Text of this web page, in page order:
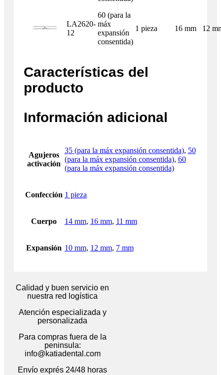
LA2620-
12
60 (para la
máx
expansión
consentida)
1 pieza 16 mm 12
Características del
producto
Información adicional
Agujeros
activación
35 (para la máx expansión consentida), 50
(para la máx expansión consentida), 60
(para la máx expansión consentida)
Confección 1 pieza
Cuerpo 14 mm, 16 mm, 11 mm
Expansión 10 mm, 12 mm, 7 mm
Calidad y buen servicio en
nuestra red logística
Atención especializada y
personalizada
Para compras fuera de la
peninsula:
info@katiadental.com
Envío exprés 24/48 horas